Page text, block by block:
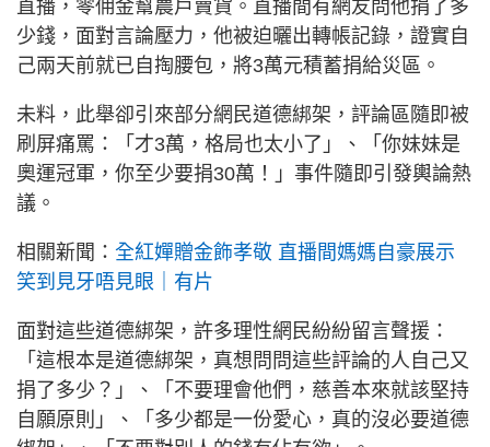
直播，零佣金幫農戶賣貨。直播間有網友問他捐了多
少錢，面對言論壓力，他被迫曬出轉帳記錄，證實自
己兩天前就已自掏腰包，將3萬元積蓄捐給災區。
未料，此舉卻引來部分網民道德綁架，評論區隨即被
刷屏痛罵：「才3萬，格局也太小了」、「你妹妹是
奧運冠軍，你至少要捐30萬！」事件隨即引發輿論熱
議。
相關新聞： 全紅嬋贈金飾孝敬 直播間媽媽自豪展示
笑到見牙唔見眼｜有片
面對這些道德綁架，許多理性網民紛紛留言聲援：
「這根本是道德綁架，真想問問這些評論的人自己又
捐了多少？」、「不要理會他們，慈善本來就該堅持
自願原則」、「多少都是一份愛心，真的沒必要道德